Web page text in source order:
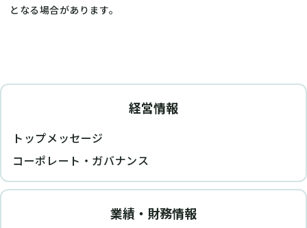
となる場合があります。
経営情報
トップメッセージ
コーポレート・ガバナンス
業績・財務情報